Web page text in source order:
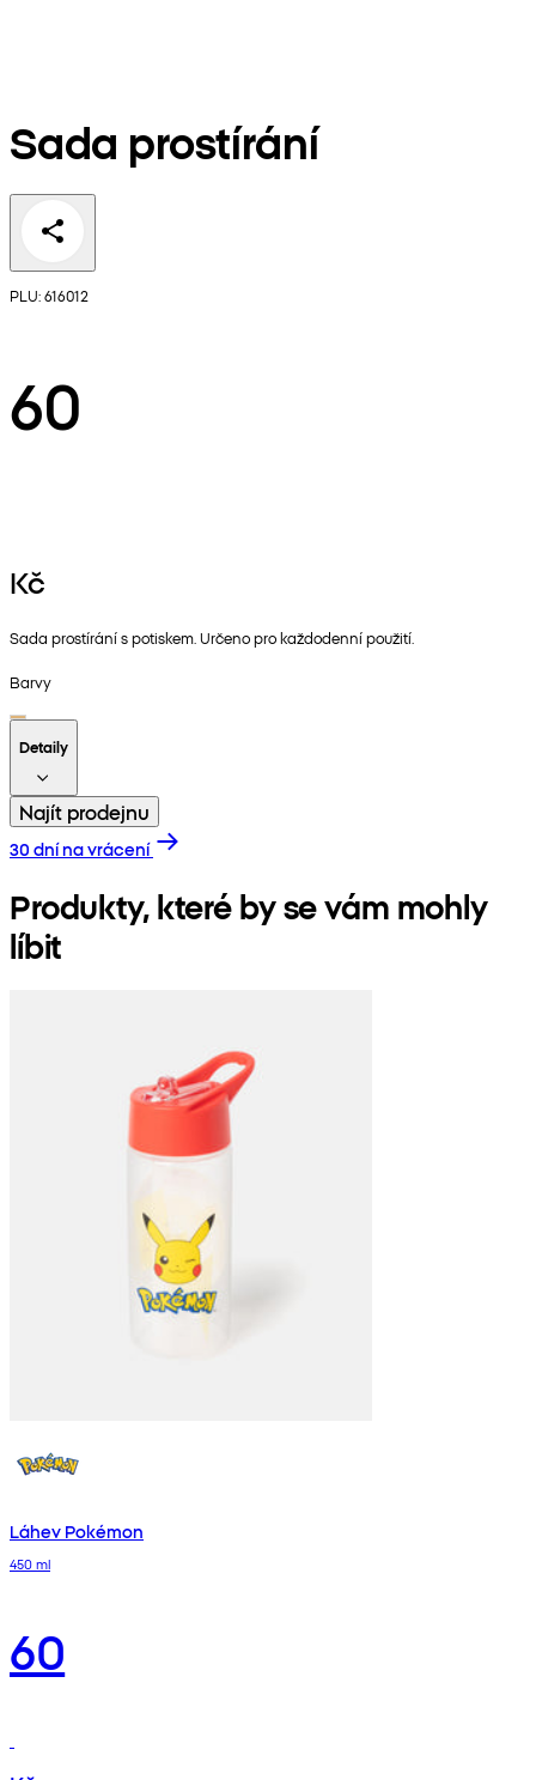
Sada prostírání
PLU: 616012
60
Kč
Sada prostírání s potiskem. Určeno pro každodenní použití.
Barvy
Detaily
Najít prodejnu
30 dní na vrácení
Produkty, které by se vám mohly
líbit
Láhev Pokémon
450 ml
60